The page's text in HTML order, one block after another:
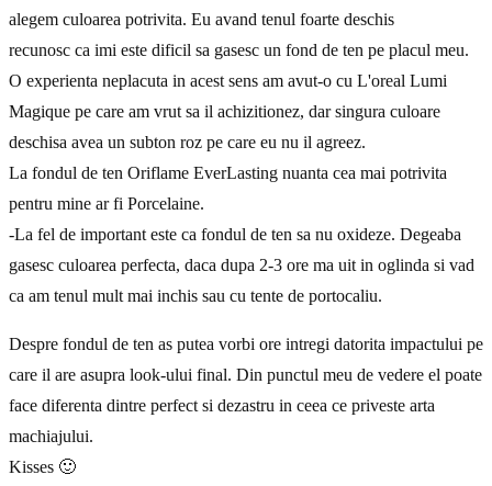
alegem culoarea potrivita. Eu avand tenul foarte deschis
recunosc ca imi este dificil sa gasesc un fond de ten pe placul meu.
O experienta neplacuta in acest sens am avut-o cu L'oreal Lumi
Magique pe care am vrut sa il achizitionez, dar singura culoare
deschisa avea un subton roz pe care eu nu il agreez.
La fondul de ten Oriflame EverLasting nuanta cea mai potrivita
pentru mine ar fi Porcelaine.
-La fel de important este ca fondul de ten sa nu oxideze. Degeaba
gasesc culoarea perfecta, daca dupa 2-3 ore ma uit in oglinda si vad
ca am tenul mult mai inchis sau cu tente de portocaliu.
Despre fondul de ten as putea vorbi ore intregi datorita impactului pe
care il are asupra look-ului final. Din punctul meu de vedere el poate
face diferenta dintre perfect si dezastru in ceea ce priveste arta
machiajului.
Kisses 🙂